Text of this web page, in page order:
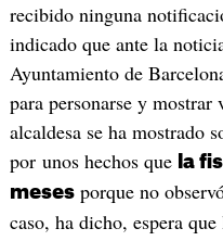
recibido ninguna
indicado que ante la
Ayuntamiento de
para personarse y
alcaldesa se ha mostrado
por unos hechos que la
mesesporque no
caso, ha dicho, espera